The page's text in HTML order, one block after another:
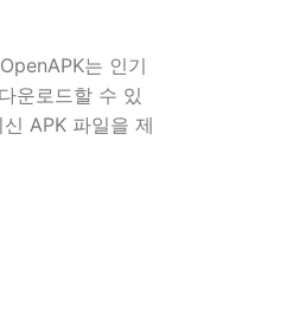
는 인기
운로드할 수 있
APK 파일을 제